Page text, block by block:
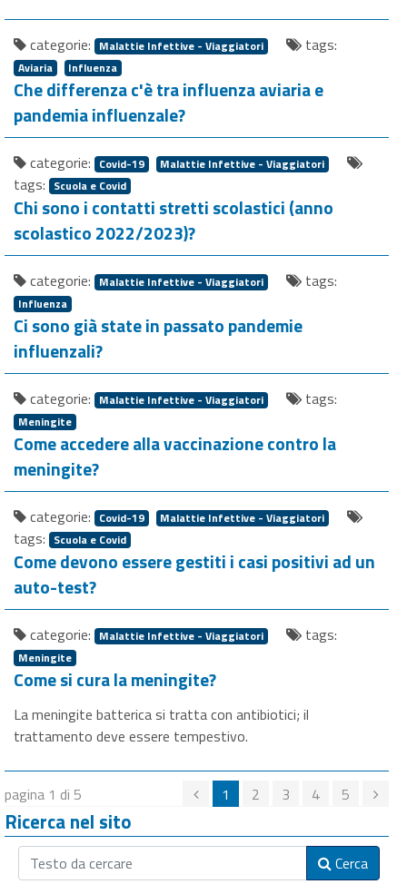
categorie: Malattie Infettive - Viaggiatori tags:
Aviaria Influenza
Che differenza c'è tra influenza aviaria e
pandemia influenzale?
categorie: Covid-19 Malattie Infettive - Viaggiatori
tags: Scuola e Covid
Chi sono i contatti stretti scolastici (anno
scolastico 2022/2023)?
categorie: Malattie Infettive - Viaggiatori tags:
Influenza
Ci sono già state in passato pandemie
influenzali?
categorie: Malattie Infettive - Viaggiatori tags:
Meningite
Come accedere alla vaccinazione contro la
meningite?
categorie: Covid-19 Malattie Infettive - Viaggiatori
tags: Scuola e Covid
Come devono essere gestiti i casi positivi ad un
auto-test?
categorie: Malattie Infettive - Viaggiatori tags:
Meningite
Come si cura la meningite?
La meningite batterica si tratta con antibiotici; il
trattamento deve essere tempestivo.
pagina 1 di 5 1 2 3 4 5
Ricerca nel sito
Cerca